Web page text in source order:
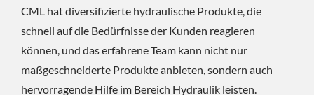
CML hat diversifizierte hydraulische Produkte, die
schnell auf die Bedürfnisse der Kunden reagieren
können, und das erfahrene Team kann nicht nur
maßgeschneiderte Produkte anbieten, sondern auch
hervorragende Hilfe im Bereich Hydraulik leisten.